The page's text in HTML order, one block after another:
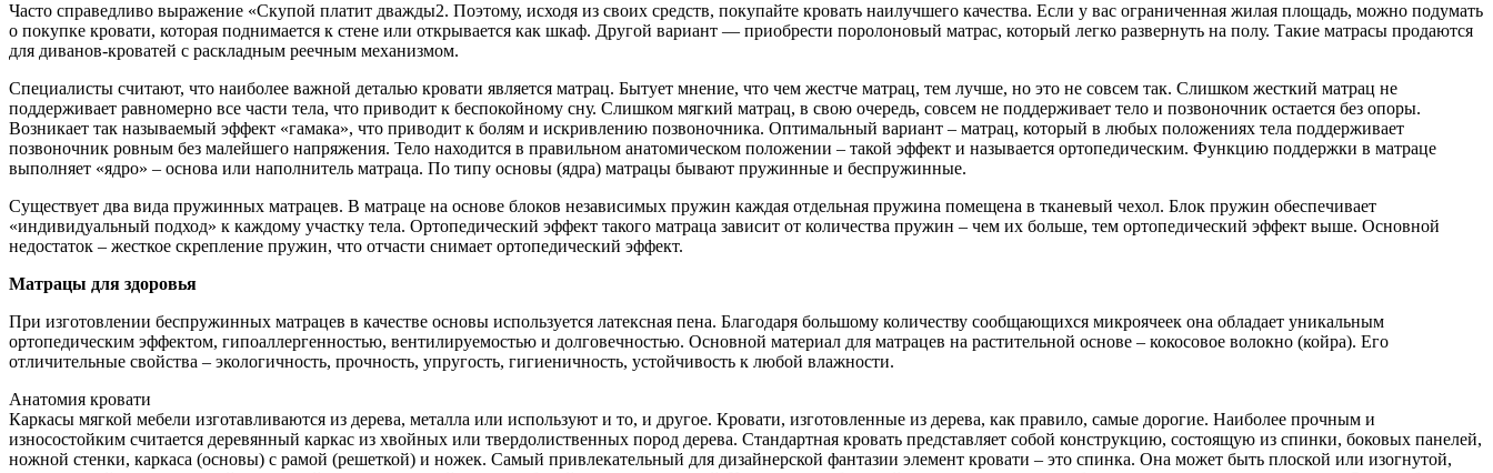
Часто справедливо выражение «Скупой платит дважды2. Поэтому, исходя из своих средств, покупайте кровать наилучшего качества. Если у вас ограниченная жилая площадь, можно подумать
о покупке кровати, которая поднимается к стене или открывается как шкаф. Другой вариант — приобрести поролоновый матрас, который легко развернуть на полу. Такие матрасы продаются
для диванов-кроватей с раскладным реечным механизмом.
Специалисты считают, что наиболее важной деталью кровати является матрац. Бытует мнение, что чем жестче матрац, тем лучше, но это не совсем так. Слишком жесткий матрац не
поддерживает равномерно все части тела, что приводит к беспокойному сну. Слишком мягкий матрац, в свою очередь, совсем не поддерживает тело и позвоночник остается без опоры.
Возникает так называемый эффект «гамака», что приводит к болям и искривлению позвоночника. Оптимальный вариант – матрац, который в любых положениях тела поддерживает
позвоночник ровным без малейшего напряжения. Тело находится в правильном анатомическом положении – такой эффект и называется ортопедическим. Функцию поддержки в матраце
выполняет «ядро» – основа или наполнитель матраца. По типу основы (ядра) матрацы бывают пружинные и беспружинные.
Существует два вида пружинных матрацев. В матраце на основе блоков независимых пружин каждая отдельная пружина помещена в тканевый чехол. Блок пружин обеспечивает
«индивидуальный подход» к каждому участку тела. Ортопедический эффект такого матраца зависит от количества пружин – чем их больше, тем ортопедический эффект выше. Основной
недостаток – жесткое скрепление пружин, что отчасти снимает ортопедический эффект.
Матрацы для здоровья
При изготовлении беспружинных матрацев в качестве основы используется латексная пена. Благодаря большому количеству сообщающихся микроячеек она обладает уникальным
ортопедическим эффектом, гипоаллергенностью, вентилируемостью и долговечностью. Основной материал для матрацев на растительной основе – кокосовое волокно (койра). Его
отличительные свойства – экологичность, прочность, упругость, гигиеничность, устойчивость к любой влажности.
Анатомия кровати
Каркасы мягкой мебели изготавливаются из дерева, металла или используют и то, и другое. Кровати, изготовленные из дерева, как правило, самые дорогие. Наиболее прочным и
износостойким считается деревянный каркас из хвойных или твердолиственных пород дерева. Стандартная кровать представляет собой конструкцию, состоящую из спинки, боковых панелей,
ножной стенки, каркаса (основы) с рамой (решеткой) и ножек. Самый привлекательный для дизайнерской фантазии элемент кровати – это спинка. Она может быть плоской или изогнутой,